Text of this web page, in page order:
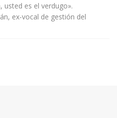
usted es el verdugo».
ex-vocal de gestión del